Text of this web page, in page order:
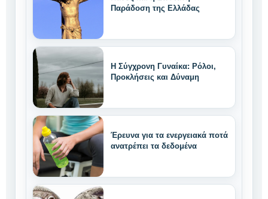
Παράδοση της Ελλάδας
Η Σύγχρονη Γυναίκα: Ρόλοι,
Προκλήσεις και Δύναμη
Έρευνα για τα ενεργειακά ποτά
ανατρέπει τα δεδομένα